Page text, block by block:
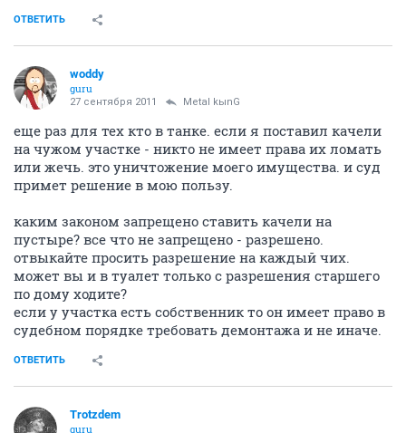
ОТВЕТИТЬ
woddy
guru
27 сентября 2011 Metal kыnG
еще раз для тех кто в танке. если я поставил качели
на чужом участке - никто не имеет права их ломать
или жечь. это уничтожение моего имущества. и суд
примет решение в мою пользу.
каким законом запрещено ставить качели на
пустыре? все что не запрещено - разрешено.
отвыкайте просить разрешение на каждый чих.
может вы и в туалет только с разрешения старшего
по дому ходите?
если у участка есть собственник то он имеет право в
судебном порядке требовать демонтажа и не иначе.
ОТВЕТИТЬ
Trotzdem
guru